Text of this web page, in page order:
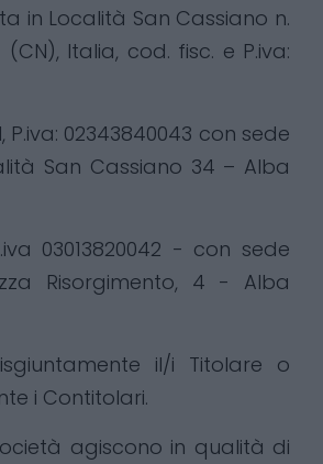
in Località San Cassiano n.
(CN), Italia, cod. fisc. e P.iva:
P.iva: 02343840043 con sede
San Cassiano 34 – Alba
03013820042 - con sede
Risorgimento, 4 - Alba
il/i Titolare o
i Contitolari.
agiscono in qualità di